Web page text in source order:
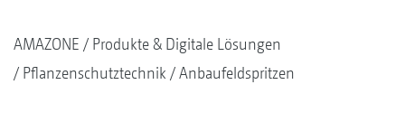
AMAZONE
Produkte & Digitale Lösungen
Pflanzenschutztechnik
Anbaufeldspritzen